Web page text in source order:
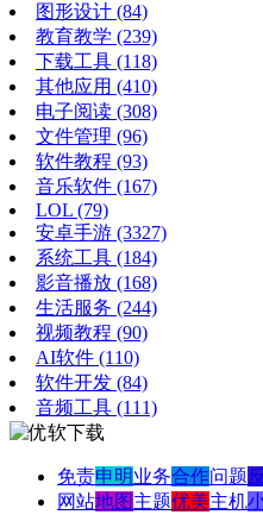
图形设计 (84)
教育教学 (239)
下载工具 (118)
其他应用 (410)
电子阅读 (308)
文件管理 (96)
软件教程 (93)
音乐软件 (167)
LOL (79)
安卓手游 (3327)
系统工具 (184)
影音播放 (168)
生活服务 (244)
视频教程 (90)
AI软件 (110)
软件开发 (84)
音频工具 (111)
免责申明业务合作问题
网站地图 主题优美主机